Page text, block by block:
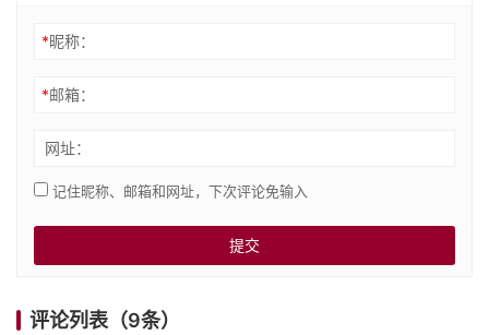
*昵称：
*邮箱：
网址：
记住昵称、邮箱和网址，下次评论免输入
评论列表（9条）